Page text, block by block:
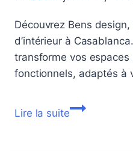
Découvrez Bens
d’intérieur à
transforme vos
fonctionnels, adaptés à
Lire la suiteBens